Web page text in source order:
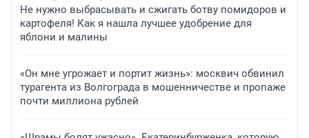
Не нужно выбрасывать и сжигать ботву помидоров и
картофеля! Как я нашла лучшее удобрение для
яблони и малины
«Он мне угрожает и портит жизнь»: москвич обвинил
турагента из Волгограда в мошенничестве и пропаже
почти миллиона рублей